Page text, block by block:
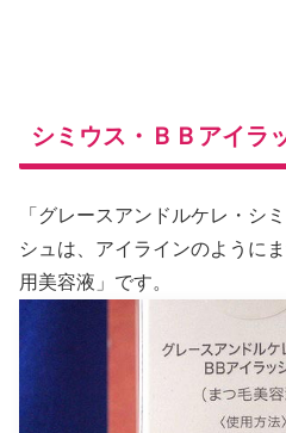
シミウス・ＢＢアイラ
「グレースアンドルケレ・シ
シュは、アイラインのように
用美容液」です。